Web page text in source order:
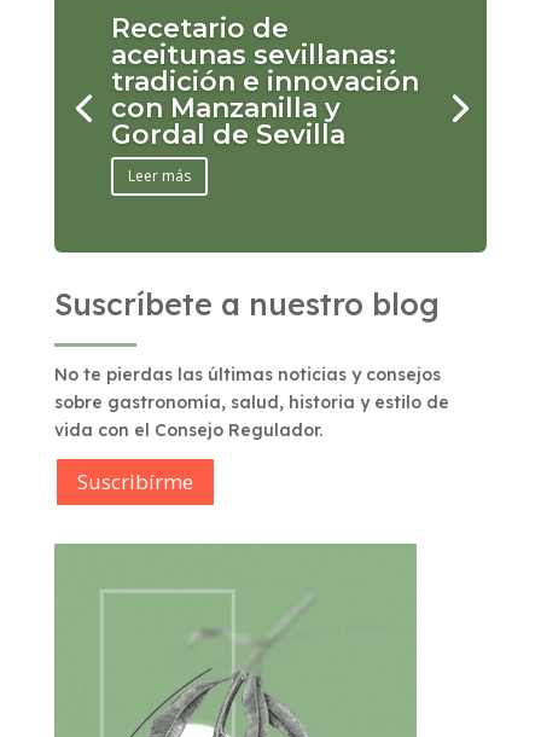
Recetario de
aceitunas sevillanas:
tradición e innovación
con Manzanilla y
Gordal de Sevilla
Leer más
Suscríbete a nuestro blog
No te pierdas las últimas noticias y consejos
sobre gastronomía, salud, historia y estilo de
vida con el Consejo Regulador.
Suscribírme